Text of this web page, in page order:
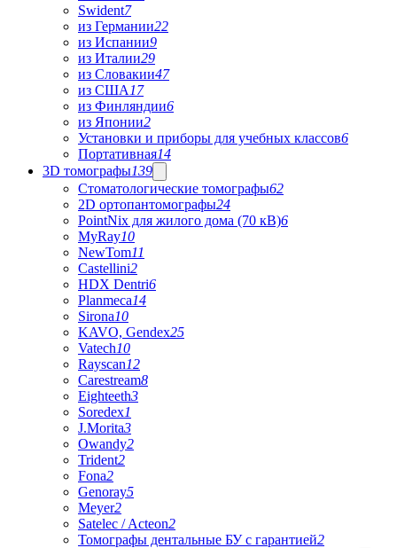
Swident7
из Германии22
из Испании9
из Италии29
из Словакии47
из США 17
из Финляндии6
из Японии2
Установки и приборы для учебных классов6
Портативная14
3D томографы139
Стоматологические томографы62
2D ортопантомографы24
PointNix для жилого дома (70 кВ)6
MyRay10
NewTom11
Castellini2
HDX Dentri6
Planmeca14
Sirona10
KAVO, Gendex25
Vatech10
Rayscan12
Carestream8
Eighteeth3
Soredex1
J.Morita3
Owandy2
Trident2
Fona2
Genoray5
Meyer2
Satelec / Acteon2
Томографы дентальные БУ с гарантией2